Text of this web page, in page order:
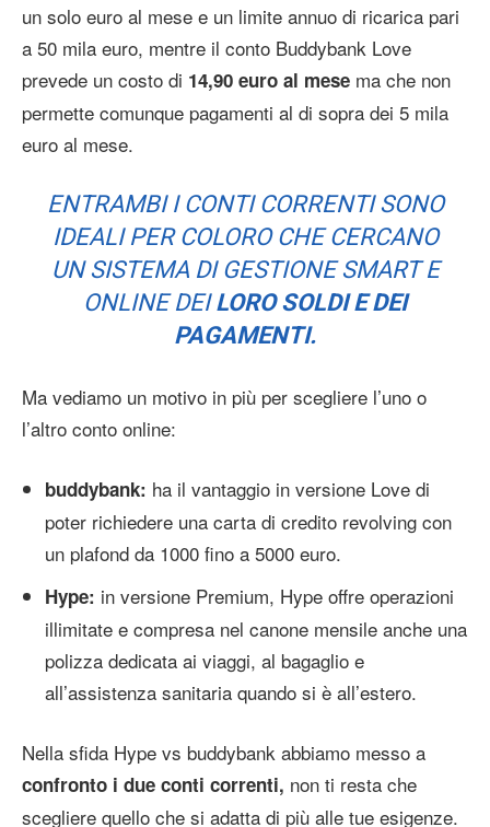
un solo euro al mese e un limite annuo di ricarica pari
a 50 mila euro, mentre il conto Buddybank Love
prevede un costo di 14,90 euro al mese ma che non
permette comunque pagamenti al di sopra dei 5 mila
euro al mese.
ENTRAMBI I CONTI CORRENTI SONO
IDEALI PER COLORO CHE CERCANO
UN SISTEMA DI GESTIONE SMART E
ONLINE DEILORO SOLDI E DEI
PAGAMENTI.
Ma vediamo un motivo in più per scegliere l’uno o
l’altro conto online:
buddybank: ha il vantaggio in versione Love di
poter richiedere una carta di credito revolving con
un plafond da 1000 fino a 5000 euro.
Hype: in versione Premium, Hype offre operazioni
illimitate e compresa nel canone mensile anche una
polizza dedicata ai viaggi, al bagaglio e
all’assistenza sanitaria quando si è all’estero.
Nella sfida Hype vs buddybank abbiamo messo a
confronto i due conti correnti, non ti resta che
scegliere quello che si adatta di più alle tue esigenze.